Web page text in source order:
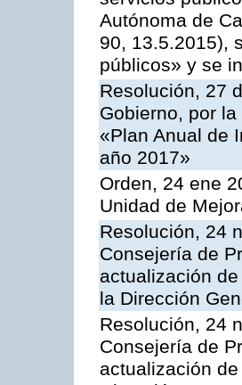
Autónoma de
90, 13.5.2015),
públicos» y se
Resolución, 27
Gobierno, por
«Plan Anual de
año 2017»
Orden, 24 ene
Unidad de
Resolución, 24
Consejería de
actualización
la Dirección
Resolución, 24
Consejería de
actualización